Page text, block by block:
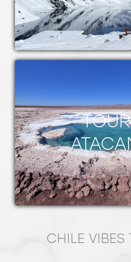
CHILE VIBES